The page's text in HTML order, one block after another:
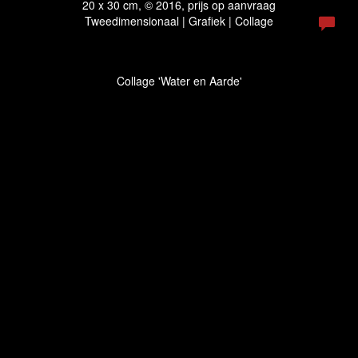
20 x 30 cm, © 2016, prijs op aanvraag
Tweedimensionaal | Grafiek | Collage
Collage 'Water en Aarde'